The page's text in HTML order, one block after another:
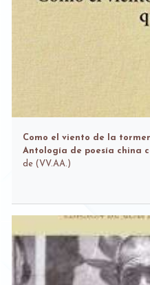
Como el viento de la
Antología de poesía china
de (VV.AA.)